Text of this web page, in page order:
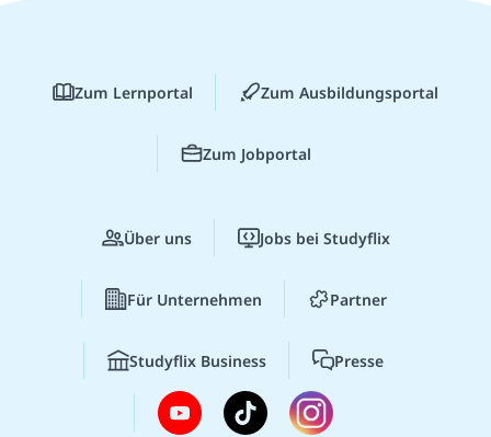
Zum Lernportal Zum Ausbildungsportal
Zum Jobportal
Über uns Jobs bei Studyflix
Für Unternehmen Partner
Studyflix Business Presse